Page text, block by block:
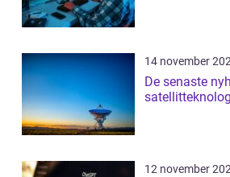
14 november
De senaste
12 november